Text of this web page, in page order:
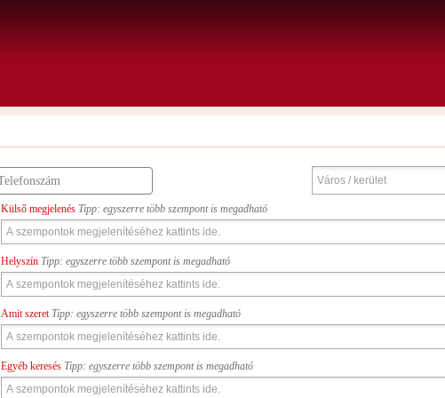
Külső megjelenés Tipp: egyszerre több szempont is megadható
Helyszín Tipp: egyszerre több szempont is megadható
Amit szeret Tipp: egyszerre több szempont is megadható
Egyéb keresés Tipp: egyszerre több szempont is megadható